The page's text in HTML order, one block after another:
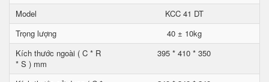
Model
KCC 41 DT
Trọng lượng
40 ± 10kg
Kích thước ngoài ( C * R
* S ) mm
395 * 410 * 350